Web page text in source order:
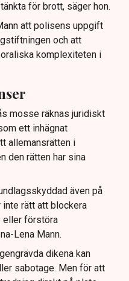
för brott, säger hon.
att polisens uppgift
och att
komplexiteten i
mosse räknas juridiskt
ett inhägnat
allemansrätten i
den rätten har sina
även på
rätt att blockera
eller förstöra
Lena Mann.
dikena kan
sabotage. Men för att